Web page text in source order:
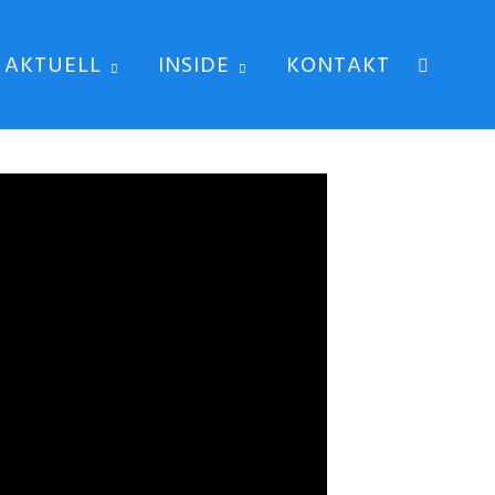
AKTUELL INSIDE KONTAKT